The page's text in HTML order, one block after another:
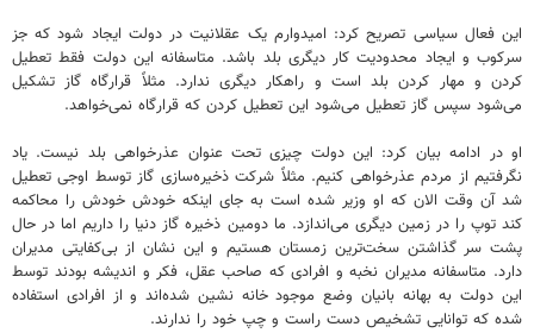
این فعال سیاسی تصریح کرد: امیدوارم یک عقلانیت در دولت ایجاد شود که جز
سرکوب و ایجاد محدودیت کار دیگری بلد باشد. متاسفانه این دولت فقط تعطیل‌
کردن و مهار کردن بلد است و راهکار دیگری ندارد. مثلاً قرارگاه گاز تشکیل
می‌شود سپس گاز تعطیل می‌شود این تعطیل‌ کردن که قرارگاه نمی‌خواهد.
او در ادامه بیان کرد: این دولت چیزی تحت عنوان عذرخواهی بلد نیست. یاد
نگرفتیم از مردم عذرخواهی کنیم. مثلاً شرکت ذخیره‌سازی گاز توسط اوجی تعطیل
شد آن‌ وقت الان که او وزیر شده است به جای اینکه خودش خودش را محاکمه
کند توپ را در زمین دیگری می‌اندازد. ما دومین ذخیره گاز دنیا را داریم اما در حال
پشت سر گذاشتن سخت‌ترین زمستان هستیم و این نشان از بی‌کفایتی مدیران
دارد. متاسفانه مدیران نخبه و افرادی که صاحب عقل، فکر و اندیشه بودند توسط
این دولت به بهانه بانیان وضع موجود خانه‌ نشین شده‌اند و از افرادی استفاده
شده که توانایی تشخیص دست راست و چپ خود را ندارند.